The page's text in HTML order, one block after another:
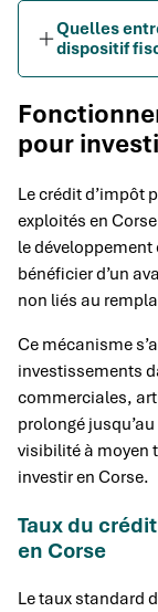
Quelles
dispositif
pour
Le crédit d’impôt
exploités en
le développement
bénéficier d’un
non liés au
Ce mécanisme
investissements
commerciales,
prolongé
visibilité à moyen
investir en Corse.
Taux du
en Corse
Le taux standard